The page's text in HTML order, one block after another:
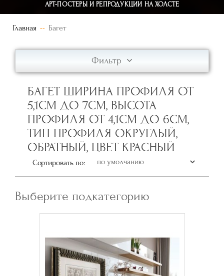
АРТ-ПОСТЕРЫ И РЕПРОДУКЦИИ НА ХОЛСТЕ
Главная Багет
Фильтр
БАГЕТ ШИРИНА ПРОФИЛЯ ОТ
5,1СМ ДО 7СМ, ВЫСОТА
ПРОФИЛЯ ОТ 4,1СМ ДО 6СМ,
ТИП ПРОФИЛЯ ОКРУГЛЫЙ,
ОБРАТНЫЙ, ЦВЕТ КРАСНЫЙ
Сортировать по:
Выберите подкатегорию